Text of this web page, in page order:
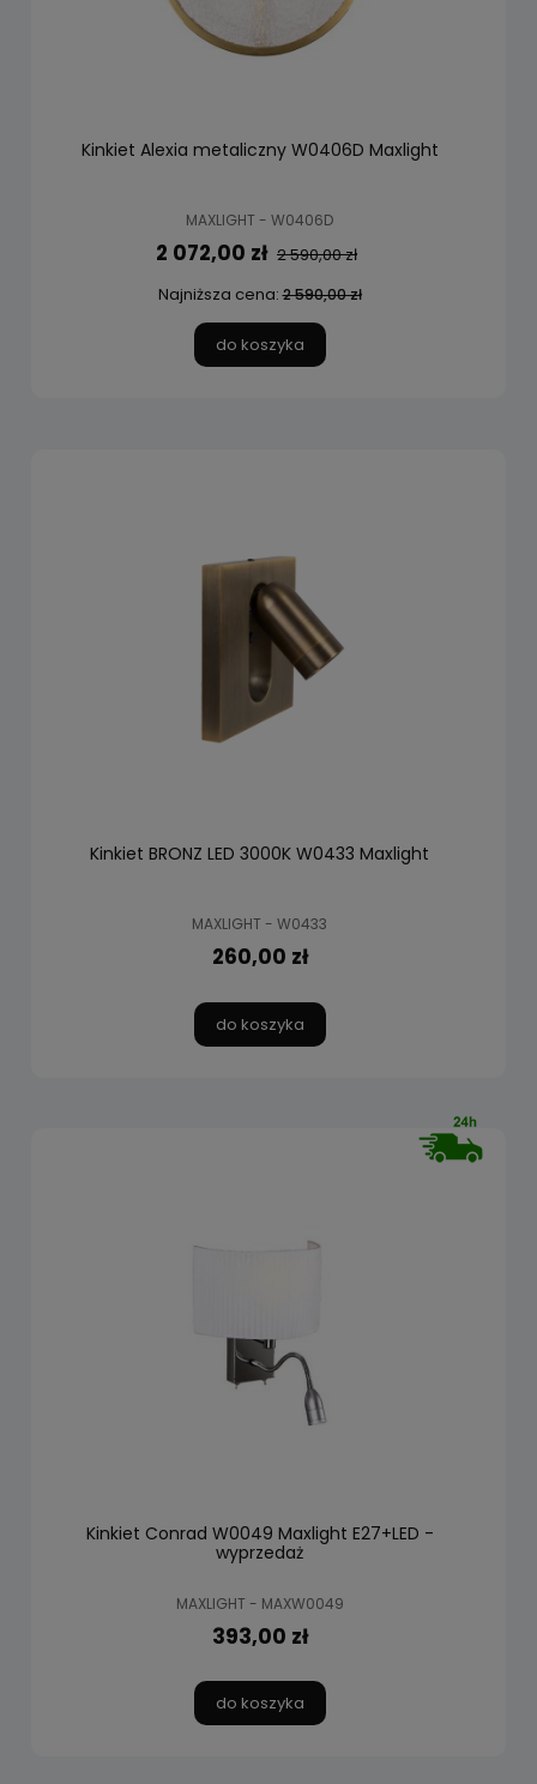
Kinkiet Alexia metaliczny W0406D Maxlight
MAXLIGHT - W0406D
2 072,00 zł 2 590,00 zł
Najniższa cena:2 590,00 zł
do koszyka
Kinkiet BRONZ LED 3000K W0433 Maxlight
MAXLIGHT - W0433
260,00 zł
do koszyka
Kinkiet Conrad W0049 Maxlight E27+LED -
wyprzedaż
MAXLIGHT - MAXW0049
393,00 zł
do koszyka